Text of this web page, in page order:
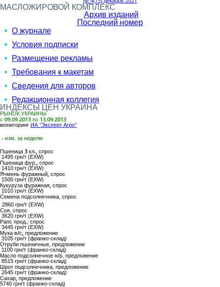
МАСЛОЖИРОВОЙ КОМПЛЕКС
Архив изданий
Последний номер
О журнале
Условия подписки
Размещение рекламы
Требования к макетам
Сведения для авторов
Редакционная коллегия
ИНДЕКСЫ ЦЕН УКРАИНА
РЫНОК УКРАИНЫ
с 09.09.2013 по 13.09.2013
мониторинг ИА "Эксперт Агро"
- изм. за неделю
Пшеница 3 кл., спрос
1495 грн/т (EXW)
Пшеница фур., спрос
1410 грн/т (EXW)
Ячмень фуражный, спрос
1500 грн/т (EXW)
Кукуруза фуражная, спрос
1010 грн/т (EXW)
Семена подсолнечника , спрос
2860 грн/т (EXW)
Соя , спрос
3620 грн/т (EXW)
Рапс прод. , спрос
3445 грн/т (EXW)
Мука в/с, предложение
3105 грн/т (франко-склад)
Отруби пшеничные , предложение
1100 грн/т (франко-склад)
Масло подсолнечное н/р , предложение
8515 грн/т (франко-склад)
Шрот подсолнечника , предложение
2645 грн/т (франко-склад)
Сахар, предложение
5740 грн/т (франко-склад)